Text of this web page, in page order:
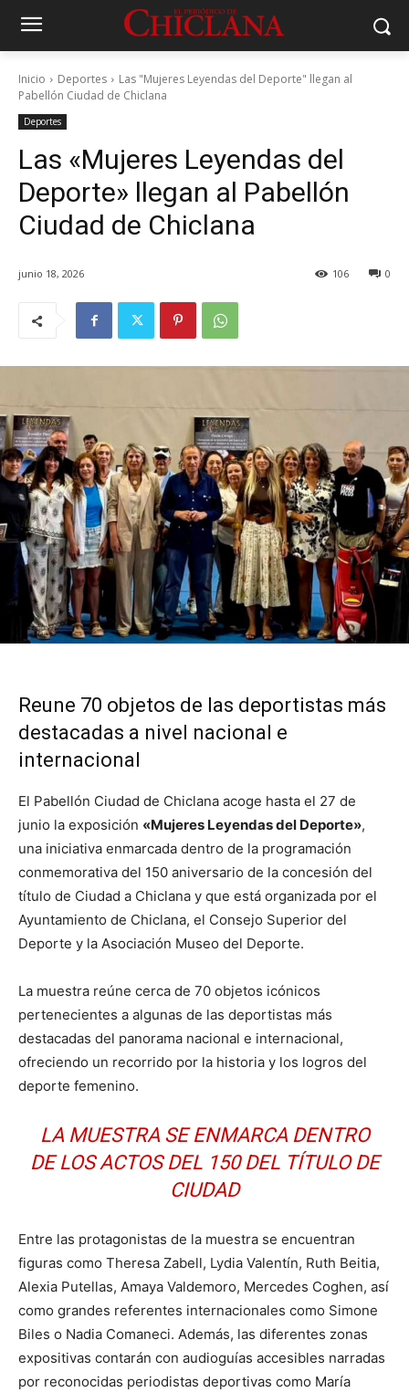
Inicio Deportes
Las "Mujeres Leyendas del Deporte" llegan al
Pabellón Ciudad de Chiclana
Deportes
Las «Mujeres Leyendas del
Deporte» llegan al Pabellón
Ciudad de Chiclana
junio 18, 2026 0
106
Reune 70 objetos de las deportistas más
destacadas a nivel nacional e
internacional
El Pabellón Ciudad de Chiclana acoge hasta el 27 de
junio la exposición «Mujeres Leyendas del Deporte»,
una iniciativa enmarcada dentro de la programación
conmemorativa del 150 aniversario de la concesión del
título de Ciudad a Chiclana y que está organizada por el
Ayuntamiento de Chiclana, el Consejo Superior del
Deporte y la Asociación Museo del Deporte.
La muestra reúne cerca de 70 objetos icónicos
pertenecientes a algunas de las deportistas más
destacadas del panorama nacional e internacional,
ofreciendo un recorrido por la historia y los logros del
deporte femenino.
LA MUESTRA SE ENMARCA DENTRO
DE LOS ACTOS DEL 150 DEL TÍTULO DE
CIUDAD
Entre las protagonistas de la muestra se encuentran
figuras como Theresa Zabell, Lydia Valentín, Ruth Beitia,
Alexia Putellas, Amaya Valdemoro, Mercedes Coghen, así
como grandes referentes internacionales como Simone
Biles o Nadia Comaneci. Además, las diferentes zonas
expositivas contarán con audioguías accesibles narradas
por reconocidas periodistas deportivas como María